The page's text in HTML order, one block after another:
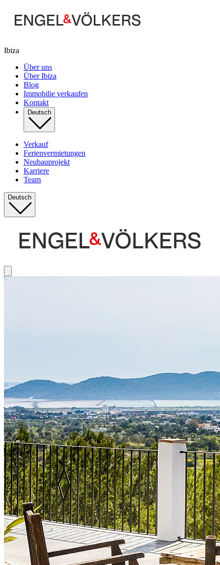
Ibiza
Über uns
Über Ibiza
Blog
Immobilie verkaufen
Kontakt
Deutsch
Verkauf
Ferienvermietungen
Neubauprojekt
Karriere
Team
Deutsch